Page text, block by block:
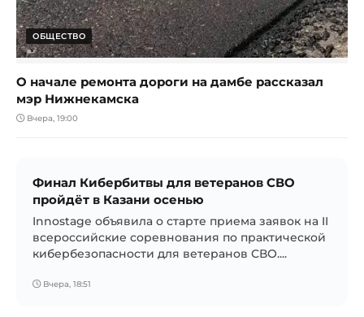
ОБЩЕСТВО
О начале ремонта дороги на дамбе рассказал
мэр Нижнекамска
Вчера, 19:00
Финал Кибербитвы для ветеранов СВО
пройдёт в Казани осенью
Innostage объявила о старте приема заявок на II
всероссийские соревнования по практической
кибербезопасности для ветеранов СВО....
Вчера, 18:51